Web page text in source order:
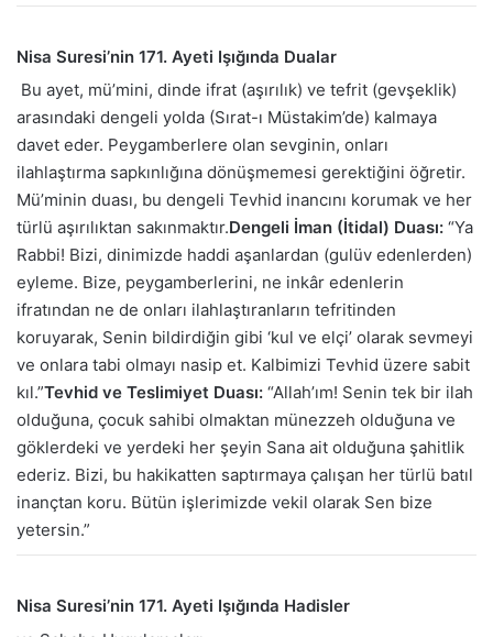
Nisa Suresi’nin 171. Ayeti Işığında Dualar
Bu ayet, mü’mini, dinde ifrat (aşırılık) ve tefrit (gevşeklik)
arasındaki dengeli yolda (Sırat-ı Müstakim’de) kalmaya
davet eder. Peygamberlere olan sevginin, onları
ilahlaştırma sapkınlığına dönüşmemesi gerektiğini öğretir.
Mü’minin duası, bu dengeli Tevhid inancını korumak ve her
türlü aşırılıktan sakınmaktır.Dengeli İman (İtidal) Duası: “Ya
Rabbi! Bizi, dinimizde haddi aşanlardan (gulüv edenlerden)
eyleme. Bize, peygamberlerini, ne inkâr edenlerin
ifratından ne de onları ilahlaştıranların tefritinden
koruyarak, Senin bildirdiğin gibi ‘kul ve elçi’ olarak sevmeyi
ve onlara tabi olmayı nasip et. Kalbimizi Tevhid üzere sabit
kıl.”Tevhid ve Teslimiyet Duası: “Allah’ım! Senin tek bir ilah
olduğuna, çocuk sahibi olmaktan münezzeh olduğuna ve
göklerdeki ve yerdeki her şeyin Sana ait olduğuna şahitlik
ederiz. Bizi, bu hakikatten saptırmaya çalışan her türlü batıl
inançtan koru. Bütün işlerimizde vekil olarak Sen bize
yetersin.”
Nisa Suresi’nin 171. Ayeti Işığında Hadisler